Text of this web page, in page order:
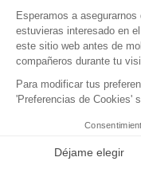
Points positifs
la jolie crique le
danseuses flamenco
Axe d'amélioration
mettre des
Services